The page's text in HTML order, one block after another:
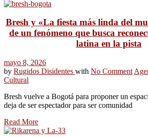
Bresh y «La fiesta más linda del
de un fenómeno que busca
latina en la pista
mayo 8, 2026
by Rugidos Disidentes with No Comment
Cultural
Bresh vuelve a Bogotá para proponer un
deja de ser espectador para ser comunidad
Read More